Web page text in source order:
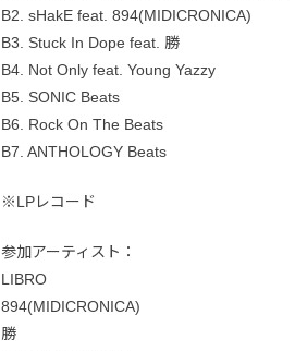
B2. sHakE feat. 894(MIDICRONICA)
B3. Stuck In Dope feat. 勝
B4. Not Only feat. Young Yazzy
B5. SONIC Beats
B6. Rock On The Beats
B7. ANTHOLOGY Beats
※LPレコード
参加アーティスト：
LIBRO
894(MIDICRONICA)
勝